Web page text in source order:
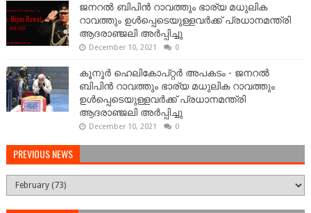
ജനറല്‍ ബിപിന്‍ റാവത്തും ഭാര്യ മധുലിക
റാവത്തും ഉള്‍പ്പെടെയുള്ളവർക്ക് പ്രധാനമന്ത്രി
ആദരാഞ്ജലി അർപ്പിച്ചു
December 10, 2021 0
കൂനൂർ ഹെലികോപ്റ്റർ അപകടം - ജനറല്‍
ബിപിന്‍ റാവത്തും ഭാര്യ മധുലിക റാവത്തും
ഉള്‍പ്പെടെയുള്ളവർക്ക് പ്രധാനമന്ത്രി
ആദരാഞ്ജലി അർപ്പിച്ചു
December 10, 2021 0
PREVIOUS NEWS